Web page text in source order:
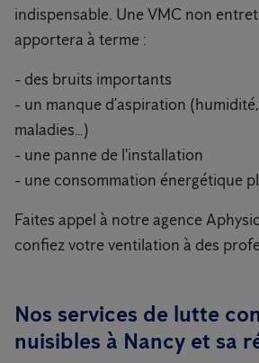
indispensable. Une VMC non
apportera à terme :
- des bruits importants
- un manque d’aspiration
maladies…)
- une panne de l'installation
- une consommation énergétique
Faites appel à notre agence
confiez votre ventilation à des
Nos services de lutte
nuisibles à Nancy et sa